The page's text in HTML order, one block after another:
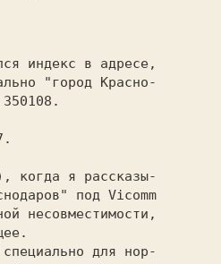
"город Красно-
под Vicomm
несовместимости,